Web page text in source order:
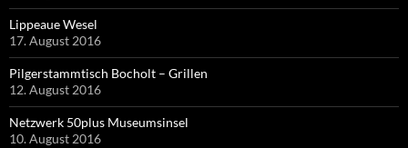
Lippeaue Wesel
17. August 2016
Pilgerstammtisch Bocholt – Grillen
12. August 2016
Netzwerk 50plus Museumsinsel
10. August 2016